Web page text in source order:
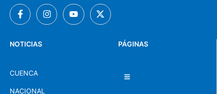
PÁGINAS
NOTICIAS
CUENCA
NACIONAL